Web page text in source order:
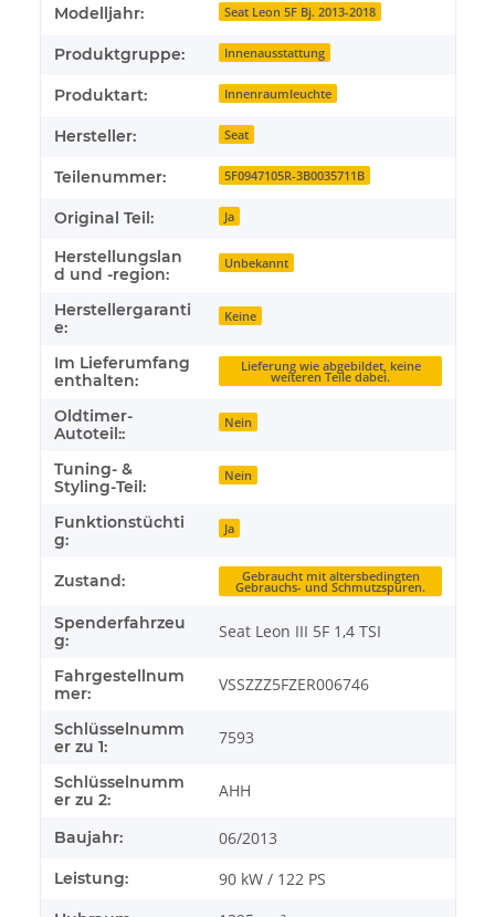
Produkteigenschaft
Wert
Modelljahr: Seat Leon 5F Bj. 2013-2018
Produktgruppe: Innenausstattung
Produktart: Innenraumleuchte
Hersteller: Seat
Teilenummer: 5F0947105R-3B0035711B
Original Teil: Ja
Herstellungslan
d und -region:
Unbekannt
Herstellergaranti
e:
Keine
Im Lieferumfang
enthalten:
Lieferung wie abgebildet, keine
weiteren Teile dabei.
Oldtimer-
Autoteil::
Nein
Tuning- &
Styling-Teil:
Nein
Funktionstüchti
g:
Ja
Zustand: Gebraucht mit altersbedingten
Gebrauchs- und Schmutzspuren.
Spenderfahrzeu
g:
Seat Leon III 5F 1,4 TSI
Fahrgestellnum
mer:
VSSZZZ5FZER006746
Schlüsselnumm
er zu 1:
7593
Schlüsselnumm
er zu 2:
AHH
Baujahr: 06/2013
Leistung: 90 kW / 122 PS